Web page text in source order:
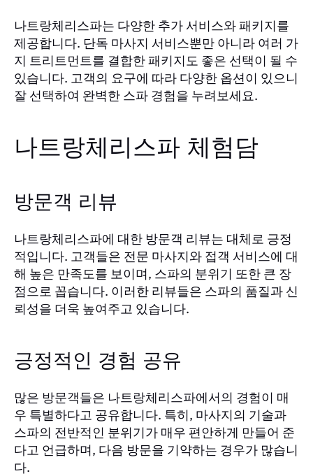
나트랑체리스파는 다양한 추가 서비스와 패키지를
제공합니다. 단독 마사지 서비스뿐만 아니라 여러 가
지 트리트먼트를 결합한 패키지도 좋은 선택이 될 수
있습니다. 고객의 요구에 따라 다양한 옵션이 있으니
잘 선택하여 완벽한 스파 경험을 누려보세요.
나트랑체리스파 체험담
방문객 리뷰
나트랑체리스파에 대한 방문객 리뷰는 대체로 긍정
적입니다. 고객들은 전문 마사지와 접객 서비스에 대
해 높은 만족도를 보이며, 스파의 분위기 또한 큰 장
점으로 꼽습니다. 이러한 리뷰들은 스파의 품질과 신
뢰성을 더욱 높여주고 있습니다.
긍정적인 경험 공유
많은 방문객들은 나트랑체리스파에서의 경험이 매
우 특별하다고 공유합니다. 특히, 마사지의 기술과
스파의 전반적인 분위기가 매우 편안하게 만들어 준
다고 언급하며, 다음 방문을 기약하는 경우가 많습니
다.